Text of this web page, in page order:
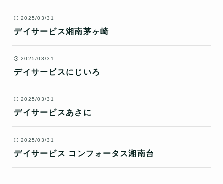
2025/03/31
デイサービス湘南茅ヶ崎
2025/03/31
デイサービスにじいろ
2025/03/31
デイサービスあさに
2025/03/31
デイサービス コンフォータス湘南台